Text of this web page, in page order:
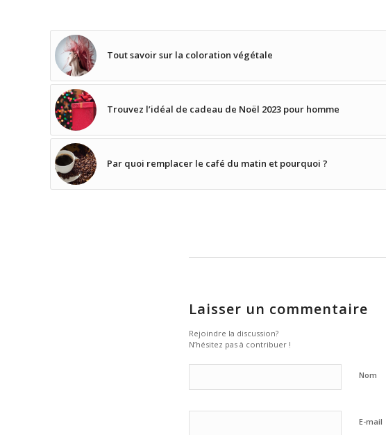
Tout savoir sur la coloration végétale
Trouvez l’idéal de cadeau de Noël 2023 pour homme
Par quoi remplacer le café du matin et pourquoi ?
Laisser un commentaire
Rejoindre la discussion?
N’hésitez pas à contribuer !
Nom
E-mail